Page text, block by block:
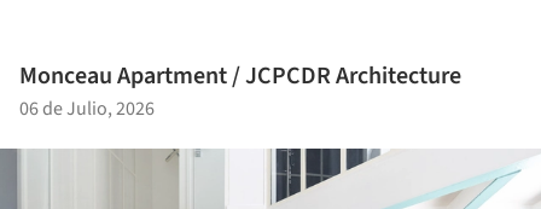
Monceau Apartment / JCPCDR Architecture
06 de Julio, 2026